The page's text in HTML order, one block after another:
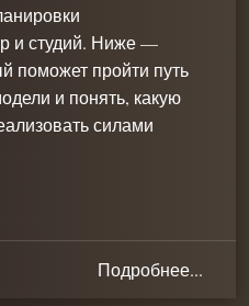
и студий. Ниже —
поможет пройти путь
и понять, какую
силами
Подробнее...